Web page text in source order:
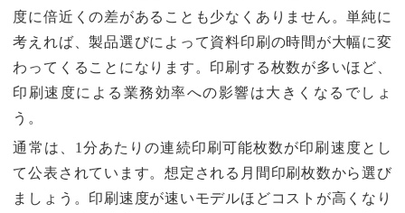
度に倍近くの差があることも少なくありません。単純に
考えれば、製品選びによって資料印刷の時間が大幅に変
わってくることになります。印刷する枚数が多いほど、
印刷速度による業務効率への影響は大きくなるでしょ
う。
通常は、1分あたりの連続印刷可能枚数が印刷速度とし
て公表されています。想定される月間印刷枚数から選び
ましょう。印刷速度が速いモデルほどコストが高くなり